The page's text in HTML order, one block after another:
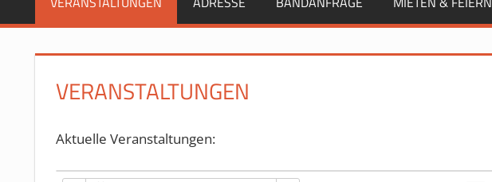
VERANSTALTUNGEN
Aktuelle Veranstaltungen: